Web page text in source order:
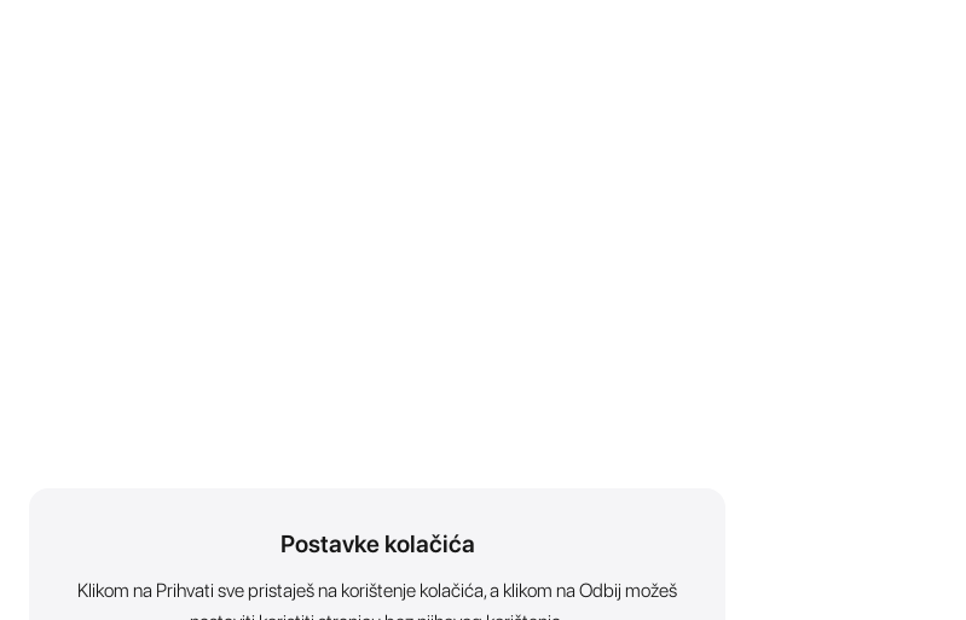
Postavke kolačića
Klikom na Prihvati sve pristaješ na korištenje kolačića, a klikom na Odbij možeš